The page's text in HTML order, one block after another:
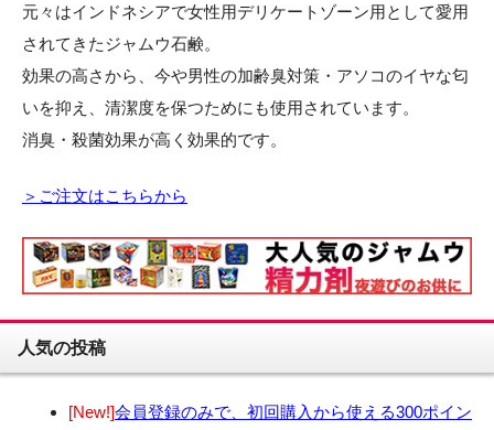
元々はインドネシアで女性用デリケートゾーン用として愛用
されてきたジャムウ石鹸。
効果の高さから、今や男性の加齢臭対策・アソコのイヤな匂
いを抑え、清潔度を保つためにも使用されています。
消臭・殺菌効果が高く効果的です。
＞ご注文はこちらから
人気の投稿
[New!]会員登録のみで、初回購入から使える300ポイン